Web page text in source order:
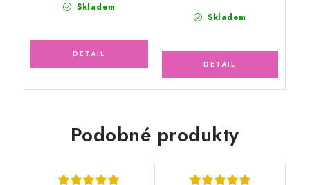
Skladem
Skladem
Podobné produkty